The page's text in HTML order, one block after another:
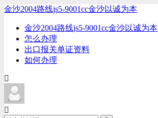
金沙2004路线js5-9001cc金沙以诚为本
金沙2004路线js5-9001cc金沙以诚为本
怎么办理
出口报关单证资料
如何办理